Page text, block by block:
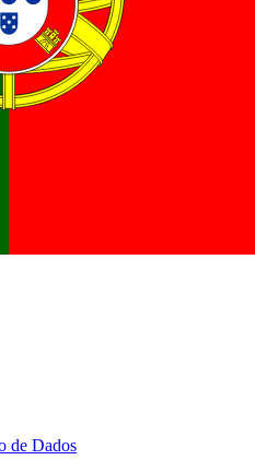
em contacto connosco
de Dados